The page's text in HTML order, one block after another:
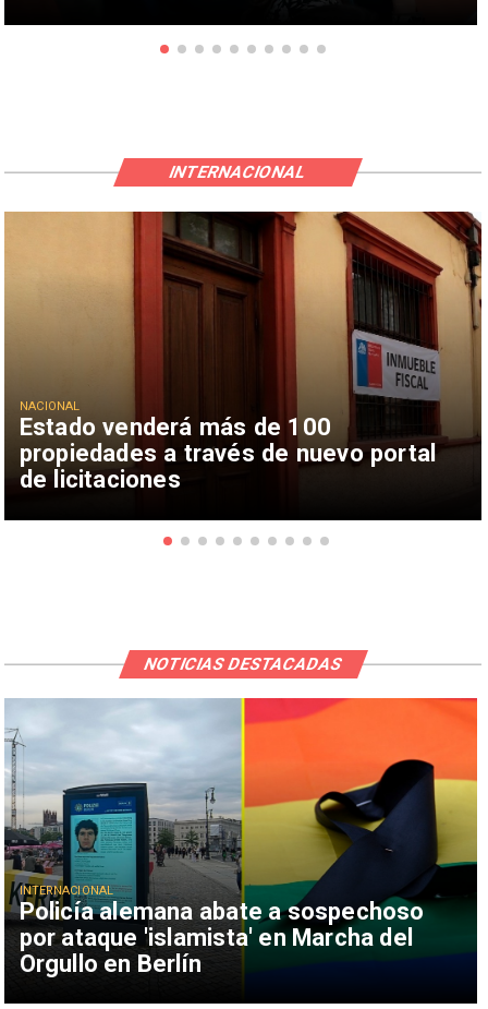
Estado venderá más de 100
propiedades a través de nuevo portal
de licitaciones
NACIONAL
INTERNACIONAL
Policía alemana abate a sospechoso
por ataque 'islamista' en Marcha del
Orgullo en Berlín
INTERNACIONAL
NOTICIAS DESTACADAS